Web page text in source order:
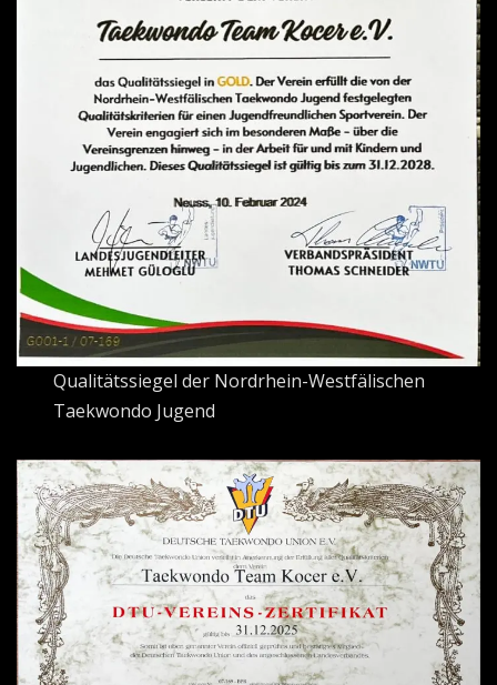
Qualitätssiegel der Nordrhein-Westfälischen
Taekwondo Jugend